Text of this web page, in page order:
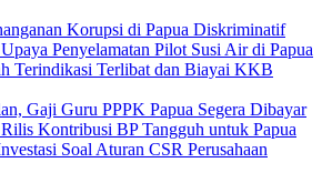
Korupsi di Papua Diskriminatif
Penyelamatan Pilot Susi Air di Papua
Terindikasi Terlibat dan Biayai KKB
Gaji Guru PPPK Papua Segera Dibayar
Kontribusi BP Tangguh untuk Papua
Soal Aturan CSR Perusahaan